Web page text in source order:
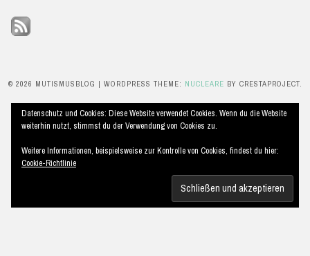
© 2026 MUTISMUSBLOG | WORDPRESS THEME: NUCLEARE BY CRESTAPROJECT.
Datenschutz und Cookies: Diese Website verwendet Cookies. Wenn du die Website
weiterhin nutzt, stimmst du der Verwendung von Cookies zu.
Weitere Informationen, beispielsweise zur Kontrolle von Cookies, findest du hier:
Cookie-Richtlinie